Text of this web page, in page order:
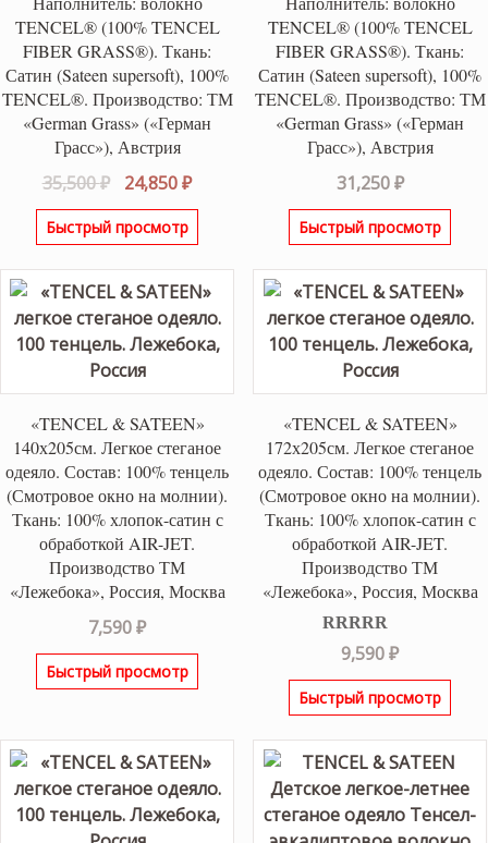
TENCEL® (100% TENCEL
FIBER GRASS®). Ткань:
Сатин (Sateen supersoft), 100%
TENCEL®. Производство: ТМ
«German Grass» («Герман
Грасс»), Австрия
35,500₽
Первоначальная
цена
составляла
24,850₽Текущая
цена:
Быстрый просмотр
TENCEL® (100% TENCEL
FIBER GRASS®). Ткань:
Сатин (Sateen supersoft), 100%
TENCEL®. Производство: ТМ
«German Grass» («Герман
Грасс»), Австрия
31,250₽
Быстрый просмотр
«TENCEL & SATEEN»
140х205см. Легкое стеганое
одеяло. Состав: 100% тенцель
(Смотровое окно на молнии).
Ткань: 100% хлопок-сатин с
обработкой AIR-JET.
Производство ТМ
«Лежебока», Россия, Москва
7,590₽
Быстрый просмотр
«TENCEL & SATEEN»
172х205см. Легкое стеганое
одеяло. Состав: 100% тенцель
(Смотровое окно на молнии).
Ткань: 100% хлопок-сатин с
обработкой AIR-JET.
Производство ТМ
«Лежебока», Россия, Москва
Оценка 5.00
из 5
9,590₽
Быстрый просмотр